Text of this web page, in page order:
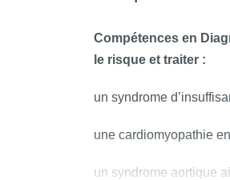
des modalités
Compétences en
le risque et traiter :
un syndrome
une cardiomyopathie
un syndrome aortique